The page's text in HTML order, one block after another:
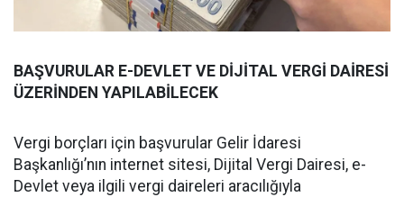
BAŞVURULAR E-DEVLET VE DİJİTAL VERGİ DAİRESİ
ÜZERİNDEN YAPILABİLECEK
Vergi borçları için başvurular Gelir İdaresi
Başkanlığı’nın internet sitesi, Dijital Vergi Dairesi, e-
Devlet veya ilgili vergi daireleri aracılığıyla